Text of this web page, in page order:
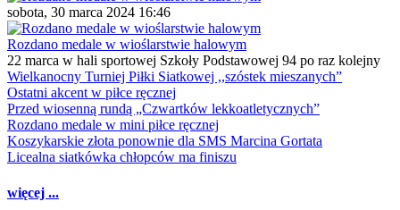
sobota, 30 marca 2024 16:46
Rozdano medale w wioślarstwie halowym
22 marca w hali sportowej Szkoły Podstawowej 94 po raz kolejny
Wielkanocny Turniej Piłki Siatkowej ,,szóstek mieszanych”
Ostatni akcent w piłce ręcznej
Przed wiosenną rundą „Czwartków lekkoatletycznych”
Rozdano medale w mini piłce ręcznej
Koszykarskie złota ponownie dla SMS Marcina Gortata
Licealna siatkówka chłopców ma finiszu
więcej ...